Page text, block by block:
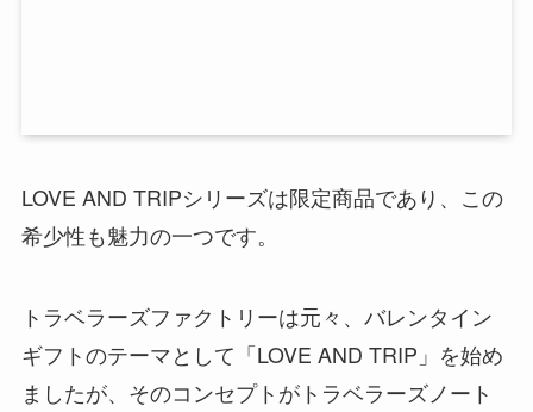
LOVE AND TRIPシリーズは限定商品であり、この
希少性も魅力の一つです。
トラベラーズファクトリーは元々、バレンタイン
ギフトのテーマとして「LOVE AND TRIP」を始め
ましたが、そのコンセプトがトラベラーズノート